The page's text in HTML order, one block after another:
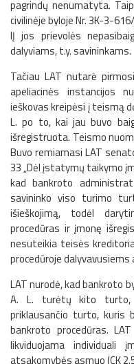
pagrindų nenumatyta.
civilinėje byloje Nr. 3K-3-
IĮ jos prievolės
dalyviams, t.y. savininkams.
Tačiau LAT nutarė
apeliacinės instancijos
ieškovas kreipėsi į teismą
L. po to, kai jau buvo
išregistruota. Teismo
Buvo remiamasi LAT
33 „Dėl įstatymų taikymo
kad bankroto
savininko viso turimo
išieškojimą, todėl
procedūras ir įmonę
nesuteikia teisės
procedūroje dalyvavusiems
LAT nurodė, kad bankroto
A. L. turėtų kito turto,
priklausančio turto, kuris
bankroto procedūras.
likviduojama individuali
atsakomybės asmuo (CK